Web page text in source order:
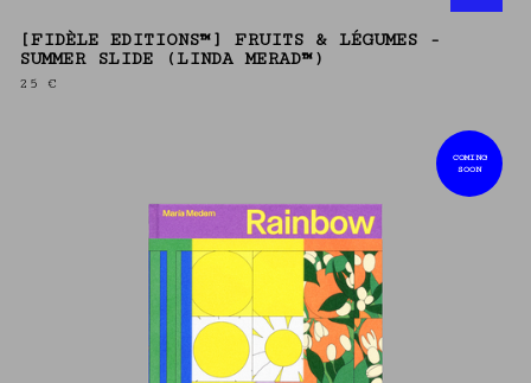
[FIDÈLE EDITIONS™] FRUITS & LÉGUMES -
SUMMER SLIDE (LINDA MERAD™)
25 €
COMING
SOON